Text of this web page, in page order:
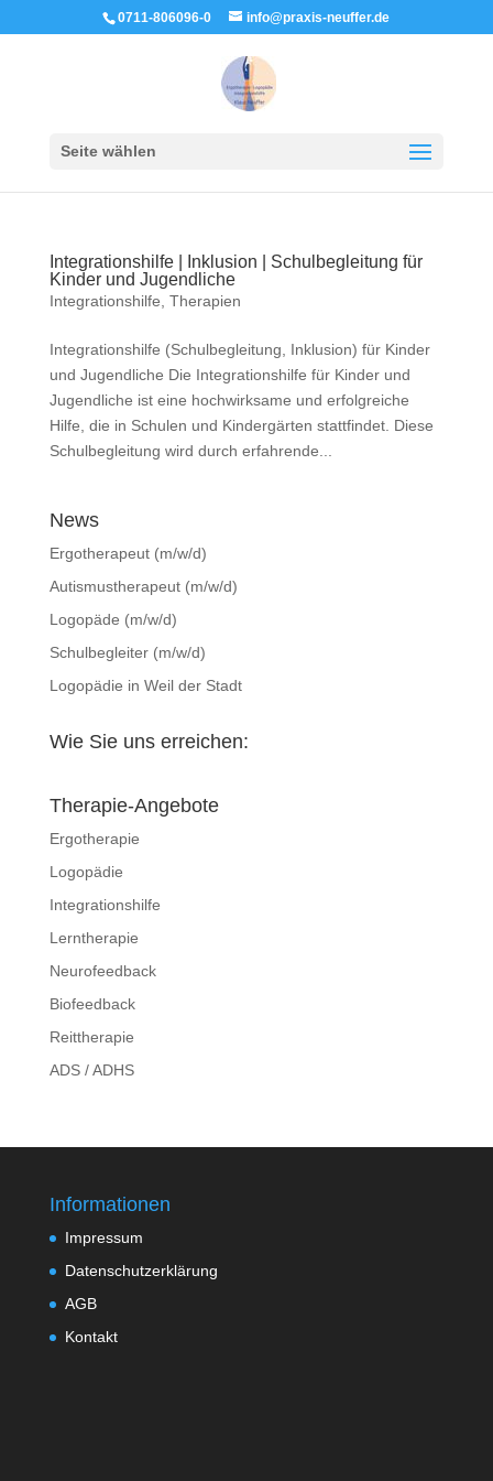
0711-806096-0 info@praxis-neuffer.de
Seite wählen
Integrationshilfe | Inklusion | Schulbegleitung für
Kinder und Jugendliche
Integrationshilfe Therapien
Integrationshilfe (Schulbegleitung, Inklusion) für Kinder
und Jugendliche Die Integrationshilfe für Kinder und
Jugendliche ist eine hochwirksame und erfolgreiche
Hilfe, die in Schulen und Kindergärten stattfindet. Diese
Schulbegleitung wird durch erfahrende...
News
Ergotherapeut (m/w/d)
Autismustherapeut (m/w/d)
Logopäde (m/w/d)
Schulbegleiter (m/w/d)
Logopädie in Weil der Stadt
Wie Sie uns erreichen:
Therapie-Angebote
Ergotherapie
Logopädie
Integrationshilfe
Lerntherapie
Neurofeedback
Biofeedback
Reittherapie
ADS / ADHS
Informationen
Impressum
Datenschutzerklärung
AGB
Kontakt